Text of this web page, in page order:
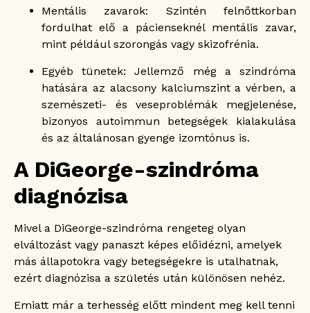
Mentális zavarok: Szintén felnőttkorban
fordulhat elő a pácienseknél mentális zavar,
mint például szorongás vagy skizofrénia.
Egyéb tünetek: Jellemző még a szindróma
hatására az alacsony kalciumszint a vérben, a
szemészeti- és veseproblémák megjelenése,
bizonyos autoimmun betegségek kialakulása
és az általánosan gyenge izomtónus is.
A DiGeorge-szindróma
diagnózisa
Mivel a DiGeorge-szindróma rengeteg olyan
elváltozást vagy panaszt képes előidézni, amelyek
más állapotokra vagy betegségekre is utalhatnak,
ezért diagnózisa a születés után különösen nehéz.
Emiatt már a terhesség előtt mindent meg kell tenni